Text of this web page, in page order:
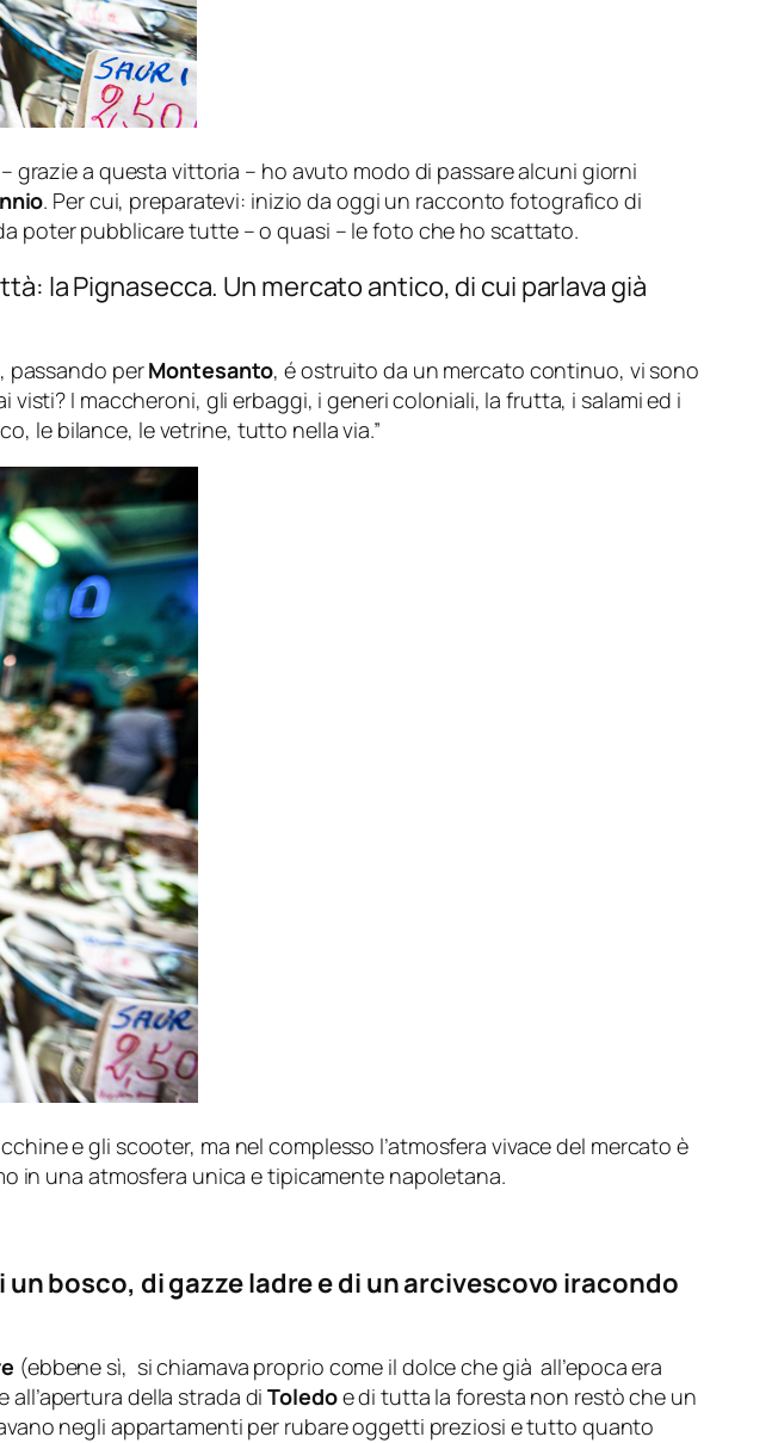
grazie a questa vittoria – ho avuto modo di passare alcuni giorni
. Per cui, preparatevi: inizio da oggi un racconto fotografico di
poter pubblicare tutte – o quasi – le foto che ho scattato.
la Pignasecca. Un mercato antico, di cui parlava già
, passando perMontesanto, é ostruito da un mercato continuo, vi sono
I maccheroni, gli erbaggi, i generi coloniali, la frutta, i salami ed i
le bilance, le vetrine, tutto nella via.”
e gli scooter, ma nel complesso l’atmosfera vivace del mercato è
in una atmosfera unica e tipicamente napoletana.
bosco, di gazze ladre e di un arcivescovo iracondo
(ebbene sì, si chiamava proprio come il dolce che già all’epoca era
della strada diToledoe di tutta la foresta non restò che un
negli appartamenti per rubare oggetti preziosi e tutto quanto